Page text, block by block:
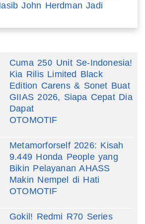
John Herdman Jadi
Cuma 250 Unit Se-Indonesia!
Kia Rilis Limited Black
Edition Carens & Sonet Buat
GIIAS 2026, Siapa Cepat Dia
Dapat
OTOMOTIF
Metamorforself 2026: Kisah
9.449 Honda People yang
Bikin Pelayanan AHASS
Makin Nempel di Hati
OTOMOTIF
Gokil! Redmi R70 Series